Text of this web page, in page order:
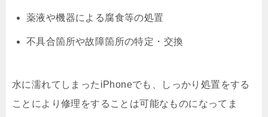
薬液や機器による腐食等の処置
不具合箇所や故障箇所の特定・交換
水に濡れてしまったiPhoneでも、しっかり処置をする
ことにより修理をすることは可能なものになってま